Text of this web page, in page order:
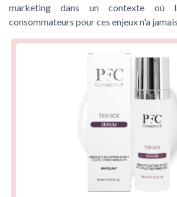
marketing dans un contexte où
consommateurs pour ces enjeux n'a